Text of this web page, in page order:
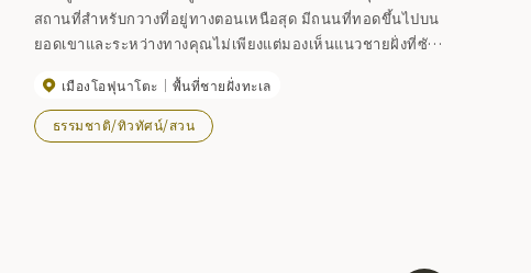
สถานที่สำหรับกวางที่อยู่ทางตอนเหนือสุด มีถนนที่ทอดขึ้นไปบน
ยอดเขาและระหว่างทางคุณไม่เพียงแต่มองเห็นแนวชายฝั่งที่ซับ
ทิวทัศน์นั้นสวยงามมากจนเกิดฉากที่น่าอัศจรรย์ในช่วงฤดูตกปลา
ล้อมรอบด้วยธรรมชาติท่านสามารถเพลิดเพลินกับความรู้สึกผ่อน
คลายแบบรีสอร์ท
เมืองโอฟุนาโตะ พื้นที่ชายฝั่งทะเล
ธรรมชาติ/ทิวทัศน์/สวน